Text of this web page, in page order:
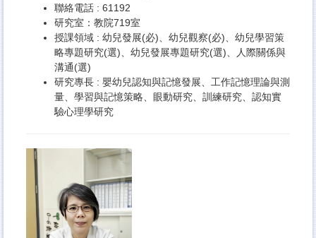
聯絡電話 : 61192
研究室：教院719室
授課領域 : 幼兒發展(必)、幼兒觀察(必)、幼兒學習策
略專題研究(選)、幼兒發展專題研究(選)、人際關係與
溝通(選)
研究專長 : 嬰幼兒認知與記憶發展、工作記憶理論與測
量、學習與記憶策略、眼動研究、訓練研究、認知實
驗心理學研究